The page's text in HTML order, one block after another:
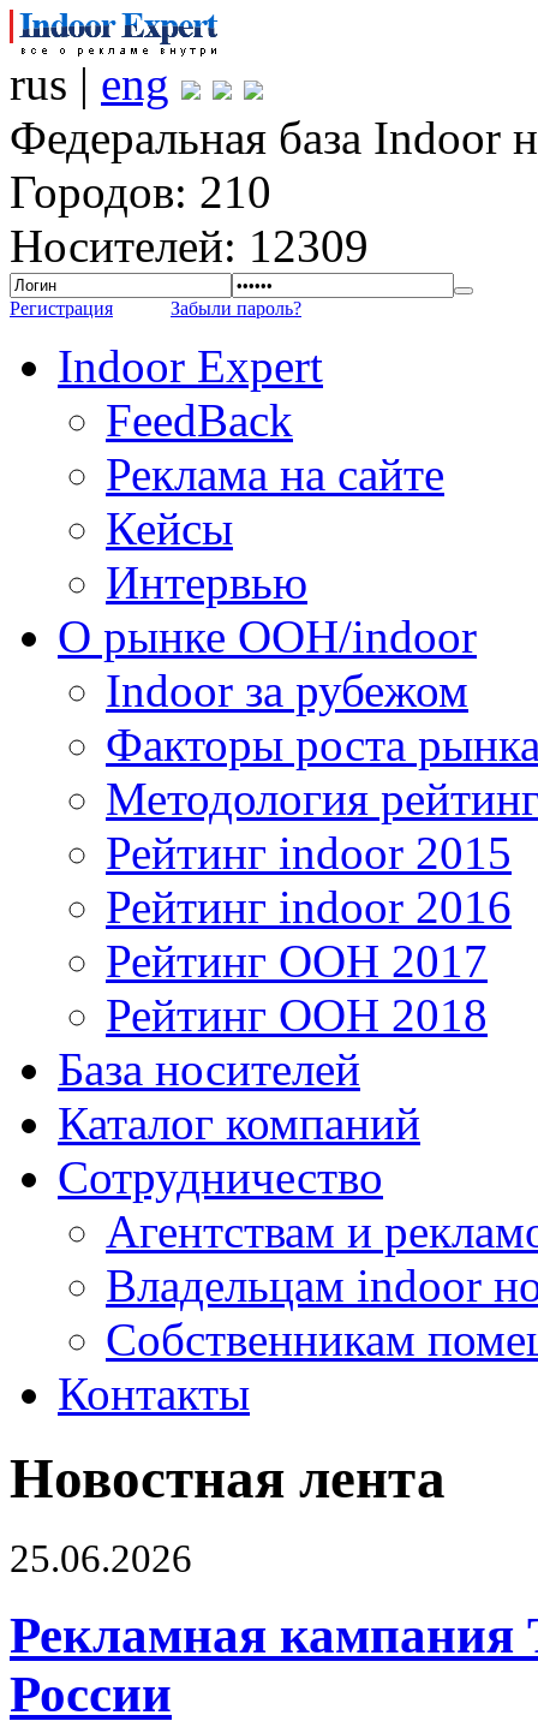
rus | eng
Федеральная база Indoor
Городов: 210
Носителей: 12309
Регистрация Забыли пароль?
Indoor Expert
FeedBack
Реклама на сайте
Кейсы
Интервью
О рынке OOH/indoor
Indoor за рубежом
Факторы роста
Методология
Рейтинг indoor 2015
Рейтинг indoor 2016
Рейтинг OOH 2017
Рейтинг OOH 2018
База носителей
Каталог компаний
Сотрудничество
Агентствам и
Владельцам indoor
Собственникам
Контакты
Новостная лента
25.06.2026
Рекламная кампания
России